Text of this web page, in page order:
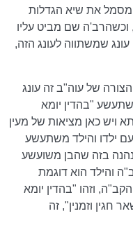
מסמל את שיא הגדלות
וכשהרב'ה שם מביט עליו
שמשתווה לעונג הזה,
של עוה"ב זה עונג
"בהדין יומא
ויש כאן מציאות של מעין
ילדו והילד משתעשע
בזה שהבן משועשע
והילד הוא דוגמת
וזהו "בהדין יומא
חגין וזמנין", זה